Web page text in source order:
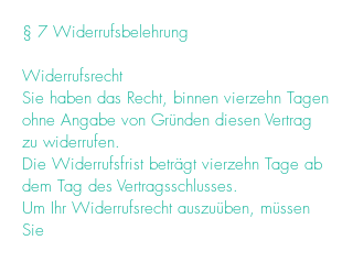
§ 7 Widerrufsbelehrung
Widerrufsrecht
Sie haben das Recht, binnen vierzehn Tagen
ohne Angabe von Gründen diesen Vertrag
zu widerrufen.
Die Widerrufsfrist beträgt vierzehn Tage ab
dem Tag des Vertragsschlusses.
Um Ihr Widerrufsrecht auszuüben, müssen
Sie